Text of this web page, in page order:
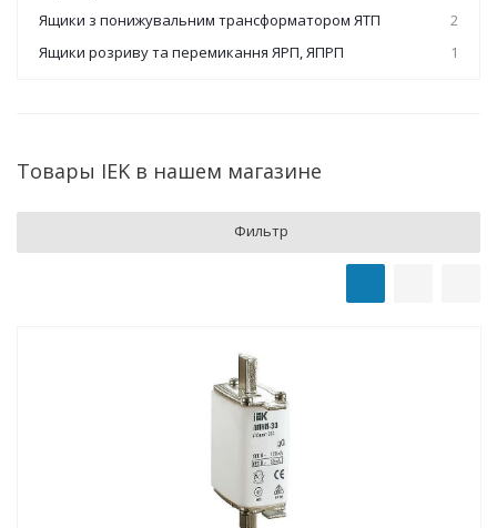
Ящики з понижувальним трансформатором ЯТП
2
Ящики розриву та перемикання ЯРП, ЯПРП
1
Товары IEK в нашем магазине
Фильтр